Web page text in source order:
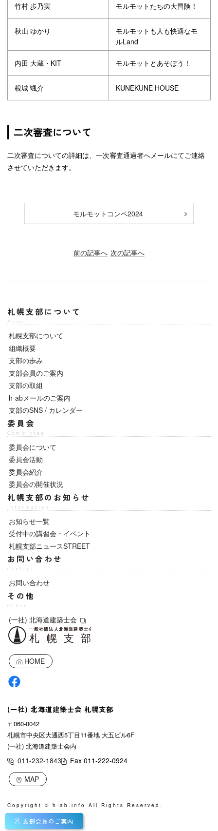
支部会員のご案内
竹村 歩乃実 モルモットたちの大冒険！
秋山 ゆかり
モルモットも人も快適なモ
ルLand
内田 大蔵・KIT モルモットとあそぼう！
根城 颯介 KUNEKUNE HOUSE
二次審査について
二次審査についての詳細は、一次審査通過者へメールにてご連絡
させていただきます。
モルモットコンペ2024
前の記事へ 次の記事へ
HOME
(一社) 北海道建築士会 札幌支部
〒060-0042
札幌市中央区大通西5丁目11番地 大五ビル6F
(一社) 北海道建築士会内
011-232-1843
Fax 011-222-0924
MAP
札幌支部について
About
札幌支部について
組織概要
支部の歩み
支部会員のご案内
支部の取組
h-abメールのご案内
支部のSNS / カレンダー
委員会
Committee
委員会について
委員会活動
委員会紹介
委員会の開催状況
札幌支部のお知らせ
Information
お知らせ一覧
受付中の講習会・イベント
札幌支部ニュースSTREET
お問い合わせ
Contact
お問い合わせ
その他
Other
(一社) 北海道建築士会
Copyright © h-ab.info All Rights Reserved.